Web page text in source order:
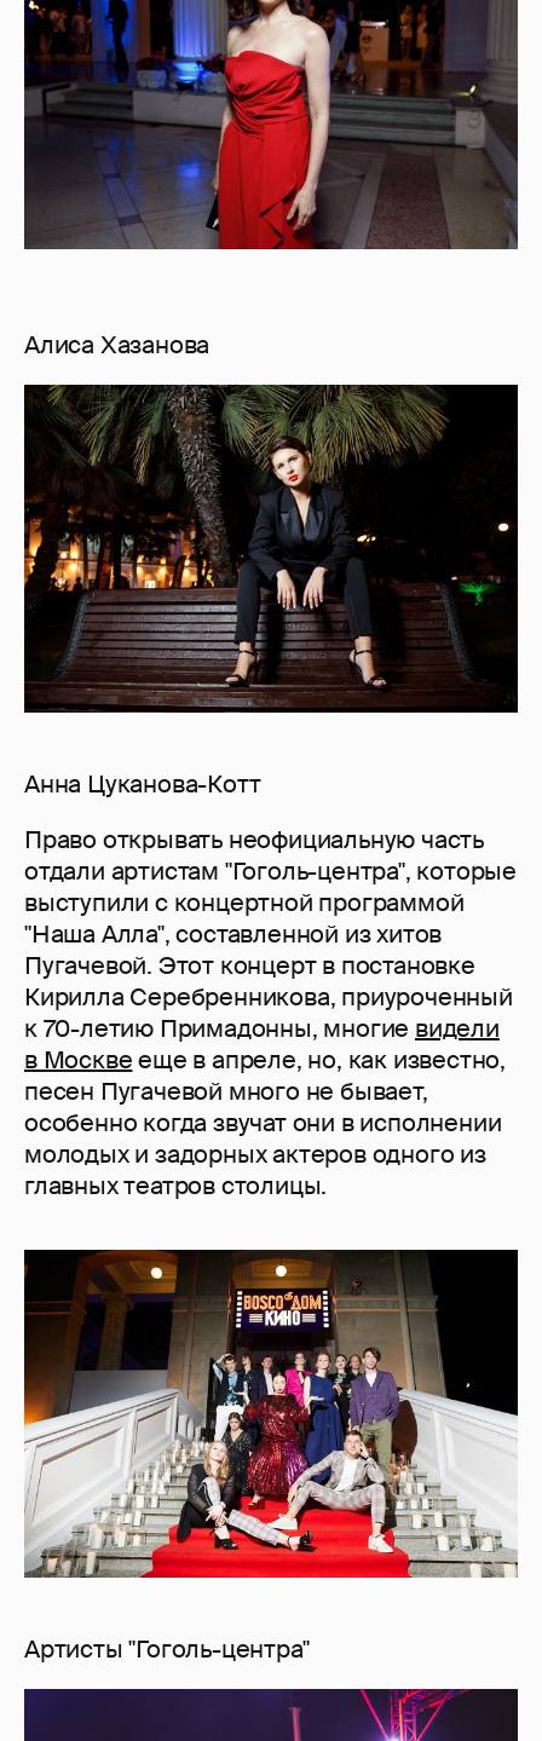
Алиса Хазанова
Анна Цуканова-Котт
Право открывать неофициальную часть
отдали артистам "Гоголь-центра", которые
выступили с концертной программой
"Наша Алла", составленной из хитов
Пугачевой. Этот концерт в постановке
Кирилла Серебренникова, приуроченный
к 70-летию Примадонны, многие видели
в Москвееще в апреле, но, как известно,
песен Пугачевой много не бывает,
особенно когда звучат они в исполнении
молодых и задорных актеров одного из
главных театров столицы.
Артисты "Гоголь-центра"